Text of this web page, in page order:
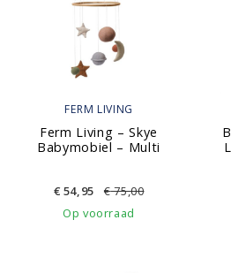
FERM LIVING
Ferm Living – Skye
Babymobiel – Multi
€ 54,95 €75,00
Op voorraad